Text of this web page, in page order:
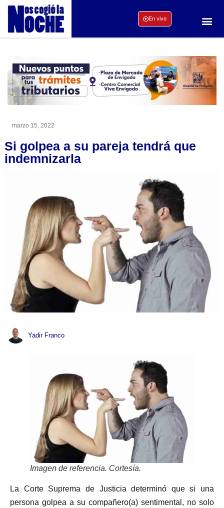
En vivo
marzo 15, 2022
Si golpea a su pareja tendrá que
indemnizarla
Yadir Franco
Imagen de referencia. Cortesía.
La Corte Suprema de Justicia determinó que si una
persona golpea a su compañero(a) sentimental, no solo